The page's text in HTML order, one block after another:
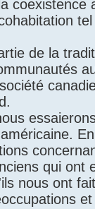
de la
qui ont
nous ont